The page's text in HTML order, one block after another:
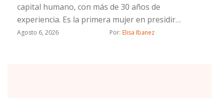
capital humano, con más de 30 años de
experiencia. Es la primera mujer en presidir
Coparmex Tijuana.
Agosto 6, 2026 Por: Elisa Ibanez